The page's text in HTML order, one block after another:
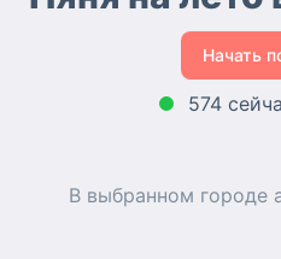
Начать
574
В выбранном городе